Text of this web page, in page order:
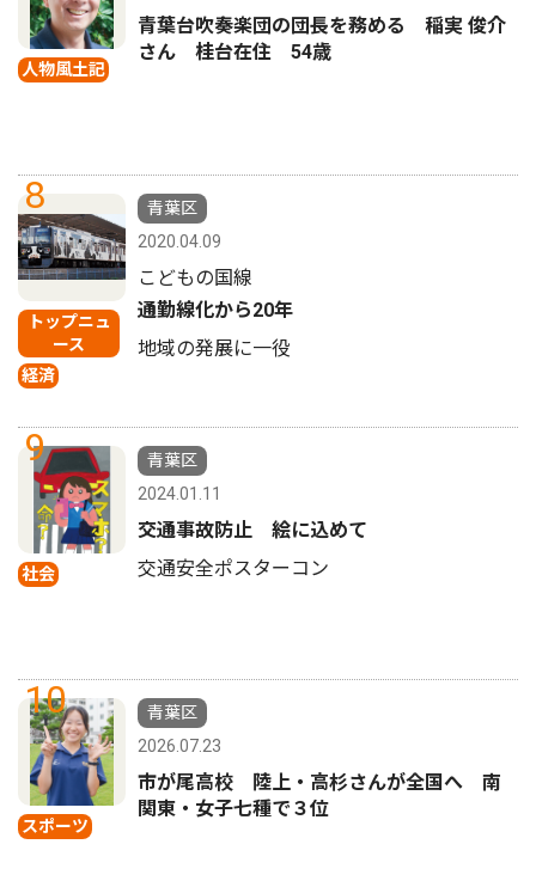
人物風土記
青葉台吹奏楽団の団長を務める 稲実 俊介
さん 桂台在住 54歳
8
トップニュ
ース
経済
青葉区
2020.04.09
こどもの国線
通勤線化から20年
地域の発展に一役
9
社会
青葉区
2024.01.11
交通事故防止 絵に込めて
交通安全ポスターコン
10
スポーツ
青葉区
2026.07.23
市が尾高校 陸上・高杉さんが全国へ 南
関東・女子七種で３位